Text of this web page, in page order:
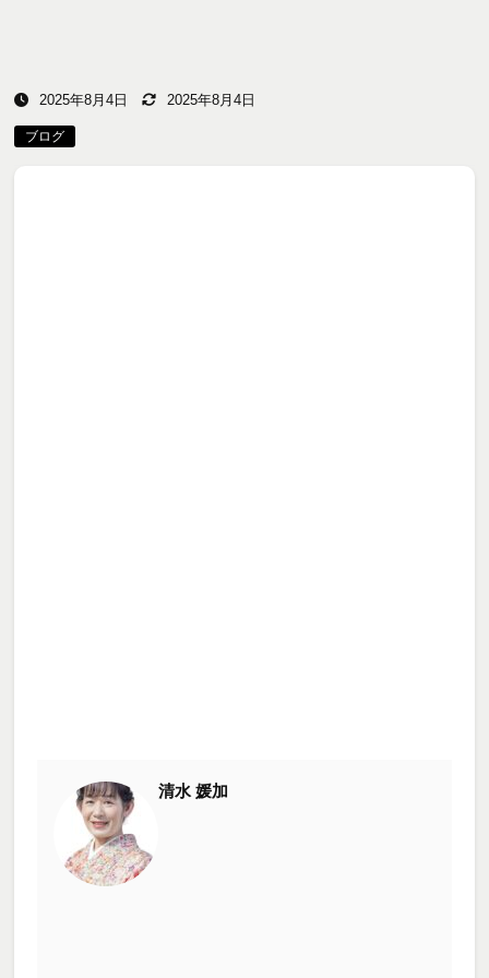
2025年8月4日 2025年8月4日
ブログ
清水 媛加